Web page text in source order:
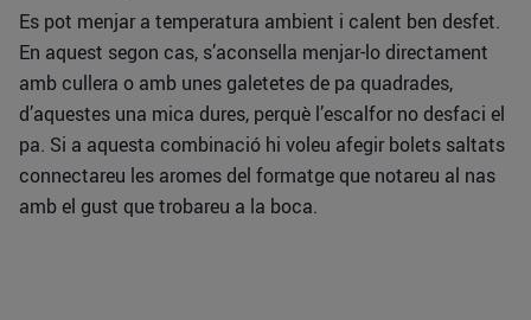
Es pot menjar a temperatura ambient i calent ben desfet.
En aquest segon cas, s’aconsella menjar-lo directament
amb cullera o amb unes galetetes de pa quadrades,
d’aquestes una mica dures, perquè l’escalfor no desfaci el
pa. Si a aquesta combinació hi voleu afegir bolets saltats
connectareu les aromes del formatge que notareu al nas
amb el gust que trobareu a la boca.